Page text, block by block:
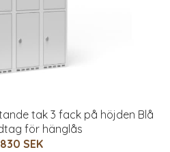
tak 3 fack på höjden Blå
för hänglås
SEK